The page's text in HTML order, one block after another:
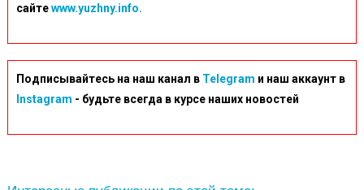
сайтеwww.yuzhny.info.
Подписывайтесь на наш канал в Telegram и наш аккаунт в
Instagram - будьте всегда в курсе наших новостей